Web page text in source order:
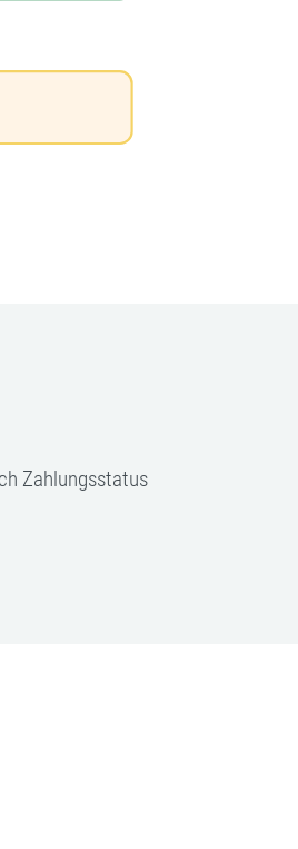
Zahlungsstatus